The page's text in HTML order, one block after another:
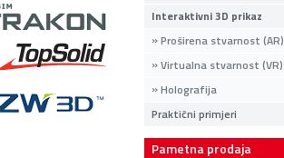
Interaktivni 3D prikaz
Proširena stvarnost (AR)
Virtualna stvarnost (VR)
Holografija
Praktični primjeri
Pametna prodaja